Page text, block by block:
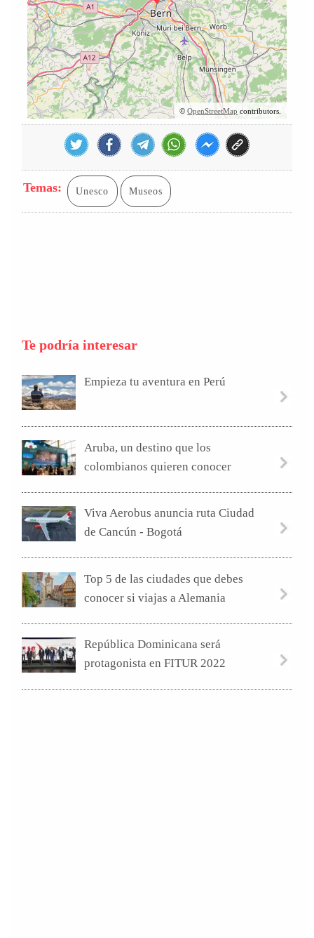
©OpenStreetMap contributors.
Temas: Unesco Museos
Te podría interesar
Empieza tu aventura en Perú
Aruba, un destino que los
colombianos quieren conocer
Viva Aerobus anuncia ruta Ciudad
de Cancún - Bogotá
Top 5 de las ciudades que debes
conocer si viajas a Alemania
República Dominicana será
protagonista en FITUR 2022